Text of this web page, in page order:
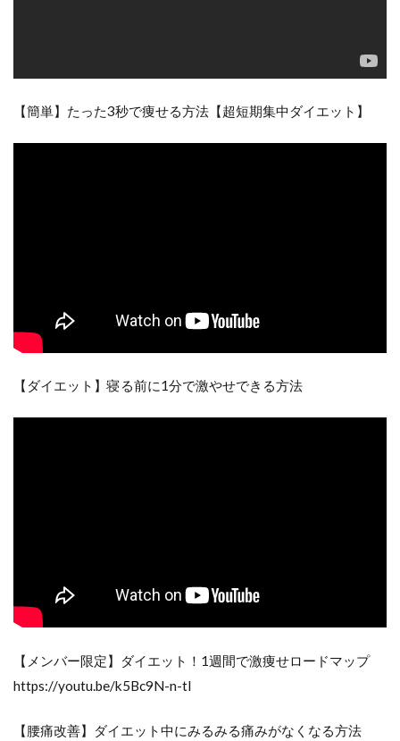
【簡単】たった3秒で痩せる方法【超短期集中ダイエット】
【ダイエット】寝る前に1分で激やせできる方法
【メンバー限定】ダイエット！1週間で激痩せロードマップ
https://youtu.be/k5Bc9N-n-tI
【腰痛改善】ダイエット中にみるみる痛みがなくなる方法